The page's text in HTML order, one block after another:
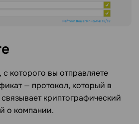
которого вы отправляете
— протокол, который в
криптографический
о компании.